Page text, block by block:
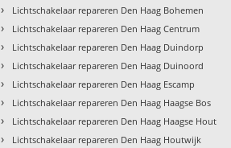
› Lichtschakelaar repareren Den Haag Bohemen
› Lichtschakelaar repareren Den Haag Centrum
› Lichtschakelaar repareren Den Haag Duindorp
› Lichtschakelaar repareren Den Haag Duinoord
› Lichtschakelaar repareren Den Haag Escamp
› Lichtschakelaar repareren Den Haag Haagse Bos
› Lichtschakelaar repareren Den Haag Haagse Hout
› Lichtschakelaar repareren Den Haag Houtwijk